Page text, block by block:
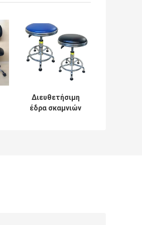
Διευθετήσιμη
έδρα σκαμνιών